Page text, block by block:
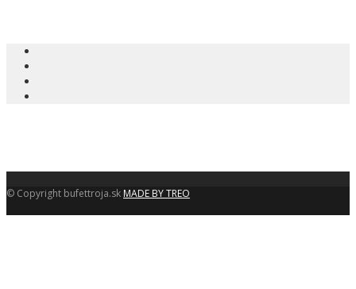
© Copyright bufettroja.sk MADE BY TREO